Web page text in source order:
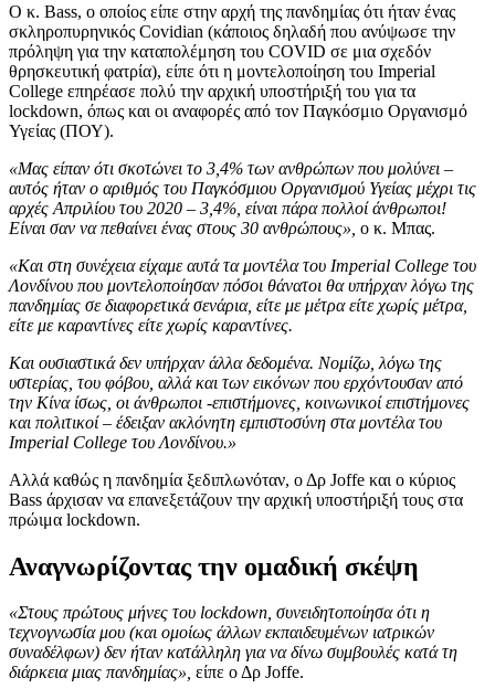
Ο κ. Bass, ο οποίος είπε στην αρχή της πανδημίας ότι ήταν ένας
σκληροπυρηνικός Covidian (κάποιος δηλαδή που ανύψωσε την
πρόληψη για την καταπολέμηση του COVID σε μια σχεδόν
θρησκευτική φατρία), είπε ότι η μοντελοποίηση του Imperial
College επηρέασε πολύ την αρχική υποστήριξή του για τα
lockdown, όπως και οι αναφορές από τον Παγκόσμιο Οργανισμό
Υγείας (ΠΟΥ).
«Μας είπαν ότι σκοτώνει το 3,4% των ανθρώπων που μολύνει –
αυτός ήταν ο αριθμός του Παγκόσμιου Οργανισμού Υγείας μέχρι τις
αρχές Απριλίου του 2020 – 3,4%, είναι πάρα πολλοί άνθρωποι!
Είναι σαν να πεθαίνει ένας στους 30 ανθρώπους», ο κ. Μπας.
«Και στη συνέχεια είχαμε αυτά τα μοντέλα του Imperial College του
Λονδίνου που μοντελοποίησαν πόσοι θάνατοι θα υπήρχαν λόγω της
πανδημίας σε διαφορετικά σενάρια, είτε με μέτρα είτε χωρίς μέτρα,
είτε με καραντίνες είτε χωρίς καραντίνες.
Και ουσιαστικά δεν υπήρχαν άλλα δεδομένα. Νομίζω, λόγω της
υστερίας, του φόβου, αλλά και των εικόνων που ερχόντουσαν από
την Κίνα ίσως, οι άνθρωποι -επιστήμονες, κοινωνικοί επιστήμονες
και πολιτικοί – έδειξαν ακλόνητη εμπιστοσύνη στα μοντέλα του
Imperial College του Λονδίνου.»
Αλλά καθώς η πανδημία ξεδιπλωνόταν, ο Δρ Joffe και ο κύριος
Bass άρχισαν να επανεξετάζουν την αρχική υποστήριξή τους στα
πρώιμα lockdown.
Αναγνωρίζοντας την ομαδική σκέψη
«Στους πρώτους μήνες του lockdown, συνειδητοποίησα ότι η
τεχνογνωσία μου (και ομοίως άλλων εκπαιδευμένων ιατρικών
συναδέλφων) δεν ήταν κατάλληλη για να δίνω συμβουλές κατά τη
διάρκεια μιας πανδημίας», είπε ο Δρ Joffe.